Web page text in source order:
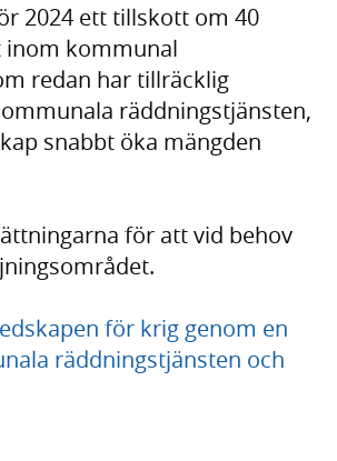
2024 ett tillskott om 40
inom kommunal
redan har tillräcklig
räddningstjänsten,
snabbt öka mängden
för att vid behov
för krig genom en
räddningstjänsten och